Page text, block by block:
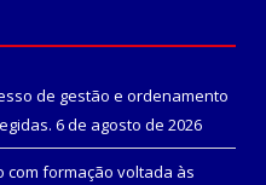
de gestão e ordenamento
6 de agosto de 2026
formação voltada às